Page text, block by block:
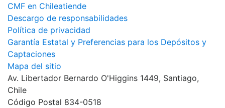
CMF en Chileatiende
Descargo de responsabilidades
Política de privacidad
Garantía Estatal y Preferencias para los Depósitos y
Captaciones
Mapa del sitio
Av. Libertador Bernardo O'Higgins 1449, Santiago,
Chile
Código Postal 834-0518